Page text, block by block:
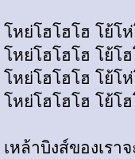
โหย่โฮโฮโฮ โย้โ
โหย่โฮโฮโฮ โย้โ
โหย่โฮโฮโฮ โย้โ
โหย่โฮโฮโฮ โย้โ
เหล้าบิงส์ของเรา